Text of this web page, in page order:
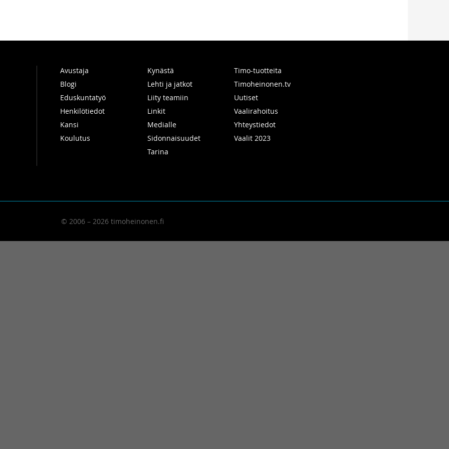
Avustaja
Blogi
Eduskuntatyö
Henkilötiedot
Kansi
Koulutus
Kynästä
Lehti ja jatkot
Liity teamiin
Linkit
Medialle
Sidonnaisuudet
Tarina
Timo-tuotteita
Timoheinonen.tv
Uutiset
Vaalirahoitus
Yhteystiedot
Vaalit 2023
© 2006 – 2026 timoheinonen.fi